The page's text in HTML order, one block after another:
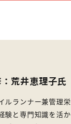
荒井恵理子氏
ルランナー兼管理
験と専門知識を活